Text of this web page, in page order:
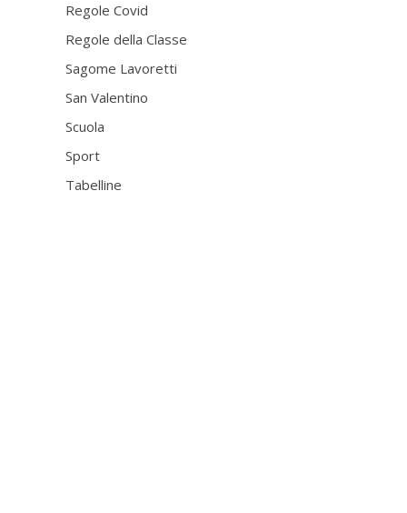
Regole Covid
Regole della Classe
Sagome Lavoretti
San Valentino
Scuola
Sport
Tabelline